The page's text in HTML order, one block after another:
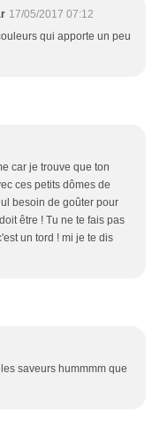
17/05/2017 07:12
qui apporte un peu
car je trouve que ton
ces petits dômes de
besoin de goûter pour
être ! Tu ne te fais pas
un tord ! mi je te dis
saveurs hummmm que